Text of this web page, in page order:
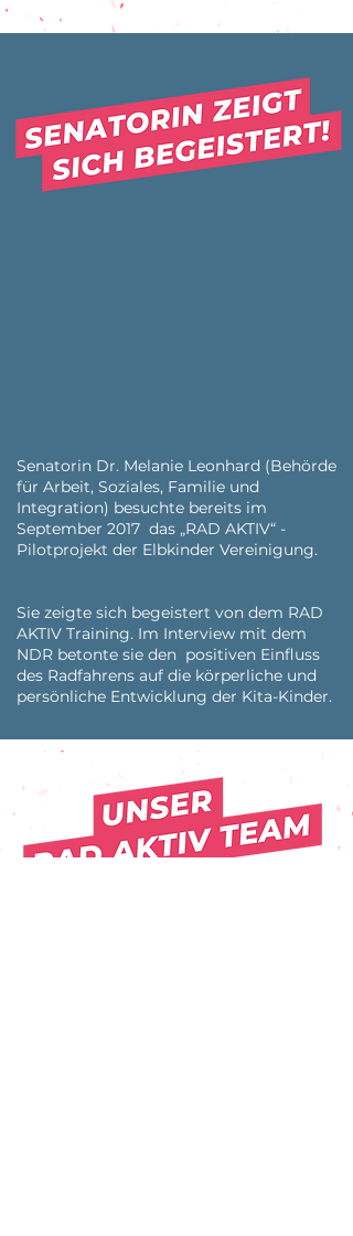
Senatorin Dr. Melanie Leonhard (Behörde
für Arbeit, Soziales, Familie und
Integration) besuchte bereits im
September 2017 das „RAD AKTIV“ -
Pilotprojekt der Elbkinder Vereinigung.
Sie zeigte sich begeistert von dem RAD
AKTIV Training. Im Interview mit dem
NDR betonte sie den positiven Einfluss
des Radfahrens auf die körperliche und
persönliche Entwicklung der Kita-Kinder.